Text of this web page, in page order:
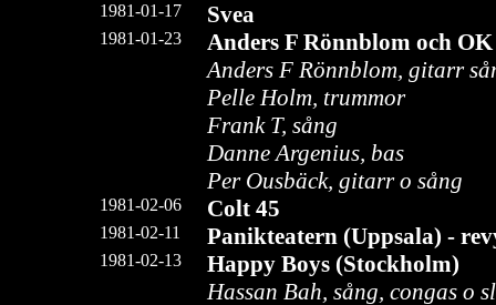
1981-01-17
Svea
1981-01-23
Anders F Rönnblom och
Anders F Rönnblom, gitarr
Pelle Holm, trummor
Frank T, sång
Danne Argenius, bas
Per Ousbäck, gitarr o sång
1981-02-06 Colt 45
1981-02-11 Panikteatern (Uppsala) -
1981-02-13
Happy Boys (Stockholm)
Hassan Bah, sång, congas o